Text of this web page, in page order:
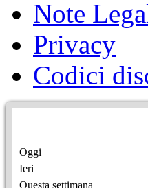
Note
Privacy
Codici
Oggi
Ieri
Questa settimana